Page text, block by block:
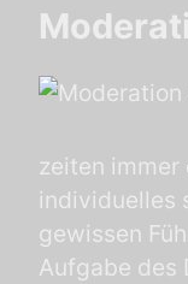
zeiten immer
individuelles
gewissen
Aufgabe des